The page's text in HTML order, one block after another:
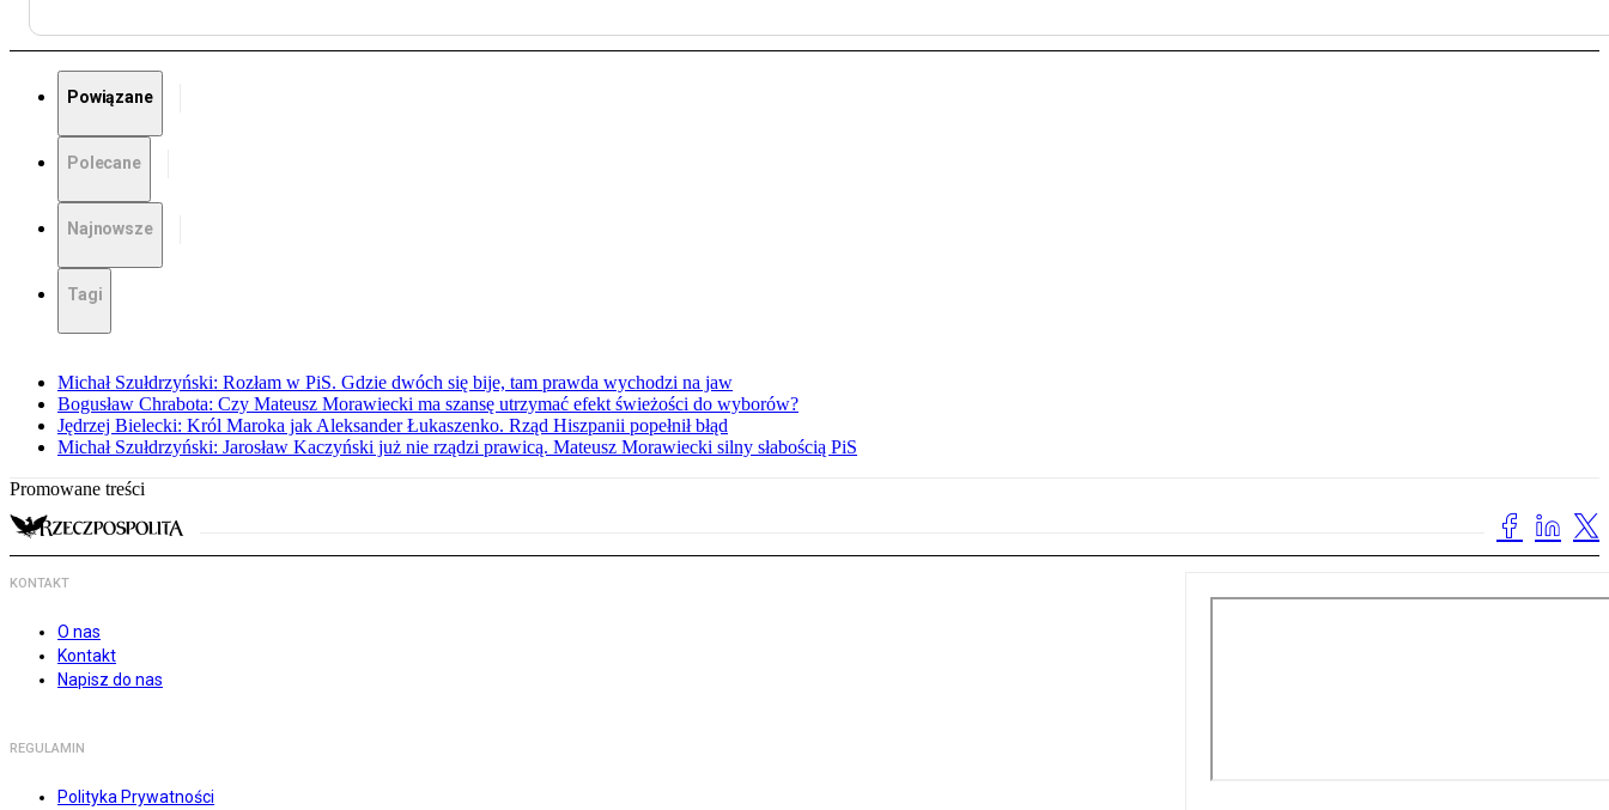
Powiązane
Polecane
Najnowsze
Tagi
Michał Szułdrzyński: Rozłam w PiS. Gdzie dwóch się bije, tam prawda wychodzi na jaw
Bogusław Chrabota: Czy Mateusz Morawiecki ma szansę utrzymać efekt świeżości do wyborów?
Jędrzej Bielecki: Król Maroka jak Aleksander Łukaszenko. Rząd Hiszpanii popełnił błąd
Michał Szułdrzyński: Jarosław Kaczyński już nie rządzi prawicą. Mateusz Morawiecki silny słabością PiS
Promowane treści
KONTAKT
O nas
Kontakt
Napisz do nas
REGULAMIN
Polityka Prywatności